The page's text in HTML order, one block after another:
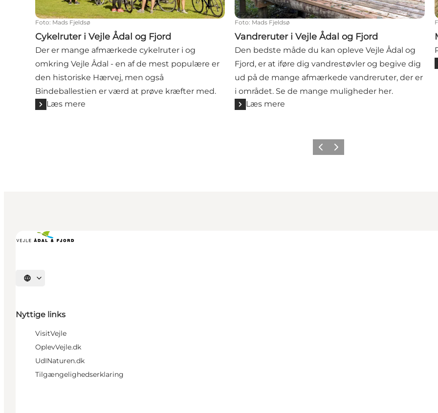
Foto: Mads Fjeldsø
Cykelruter i Vejle Ådal og Fjord
Der er mange afmærkede cykelruter i og
omkring Vejle Ådal - en af de mest populære er
den historiske Hærvej, men også
Bindeballestien er værd at prøve kræfter med.
Læs mere
Foto: Mads Fjeldsø
Vandreruter i Vejle Ådal og Fjord
Den bedste måde du kan opleve Vejle Ådal og
Fjord, er at iføre dig vandrestøvler og begive dig
ud på de mange afmærkede vandreruter, der er
i området. Se de mange muligheder her.
Læs mere
ForrigeNæste
Vælg sprog
Nyttige links
VisitVejle
OplevVejle.dk
UdINaturen.dk
Tilgængelighedserklaring